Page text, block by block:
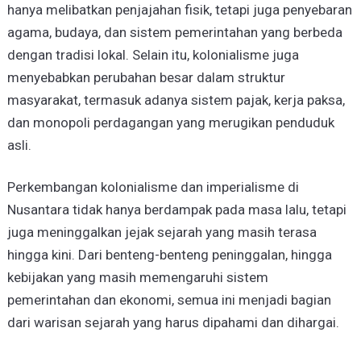
hanya melibatkan penjajahan fisik, tetapi juga penyebaran
agama, budaya, dan sistem pemerintahan yang berbeda
dengan tradisi lokal. Selain itu, kolonialisme juga
menyebabkan perubahan besar dalam struktur
masyarakat, termasuk adanya sistem pajak, kerja paksa,
dan monopoli perdagangan yang merugikan penduduk
asli.
Perkembangan kolonialisme dan imperialisme di
Nusantara tidak hanya berdampak pada masa lalu, tetapi
juga meninggalkan jejak sejarah yang masih terasa
hingga kini. Dari benteng-benteng peninggalan, hingga
kebijakan yang masih memengaruhi sistem
pemerintahan dan ekonomi, semua ini menjadi bagian
dari warisan sejarah yang harus dipahami dan dihargai.